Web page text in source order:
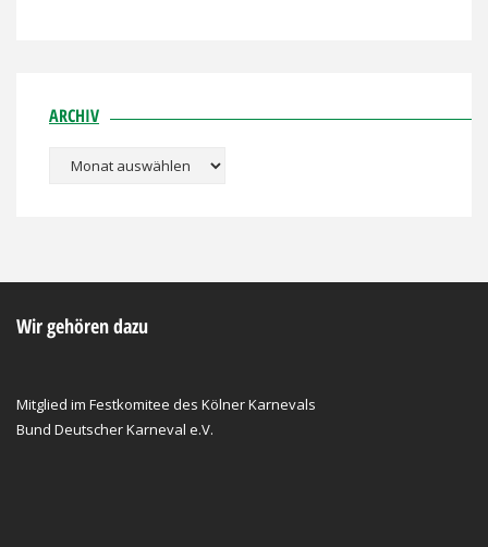
ARCHIV
Archiv
Wir gehören dazu
Mitglied im Festkomitee des Kölner Karnevals
Bund Deutscher Karneval e.V.